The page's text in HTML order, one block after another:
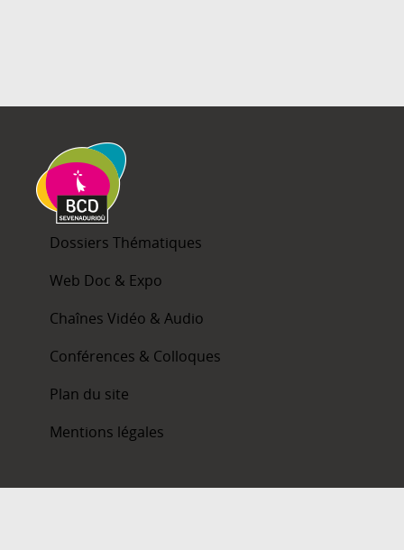
Dossiers Thématiques
Web Doc & Expo
Chaînes Vidéo & Audio
Conférences & Colloques
Plan du site
Mentions légales